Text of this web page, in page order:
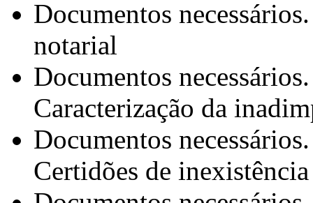
Documentos
notarial
Documentos
Caracterização da
Documentos
Certidões de